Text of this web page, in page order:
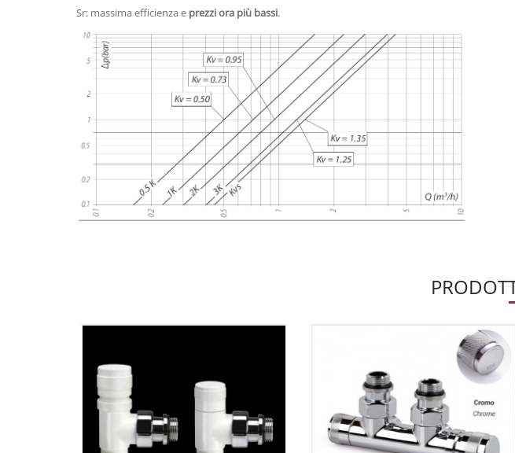
Sr: massima efficienza e prezzi ora più bassi.